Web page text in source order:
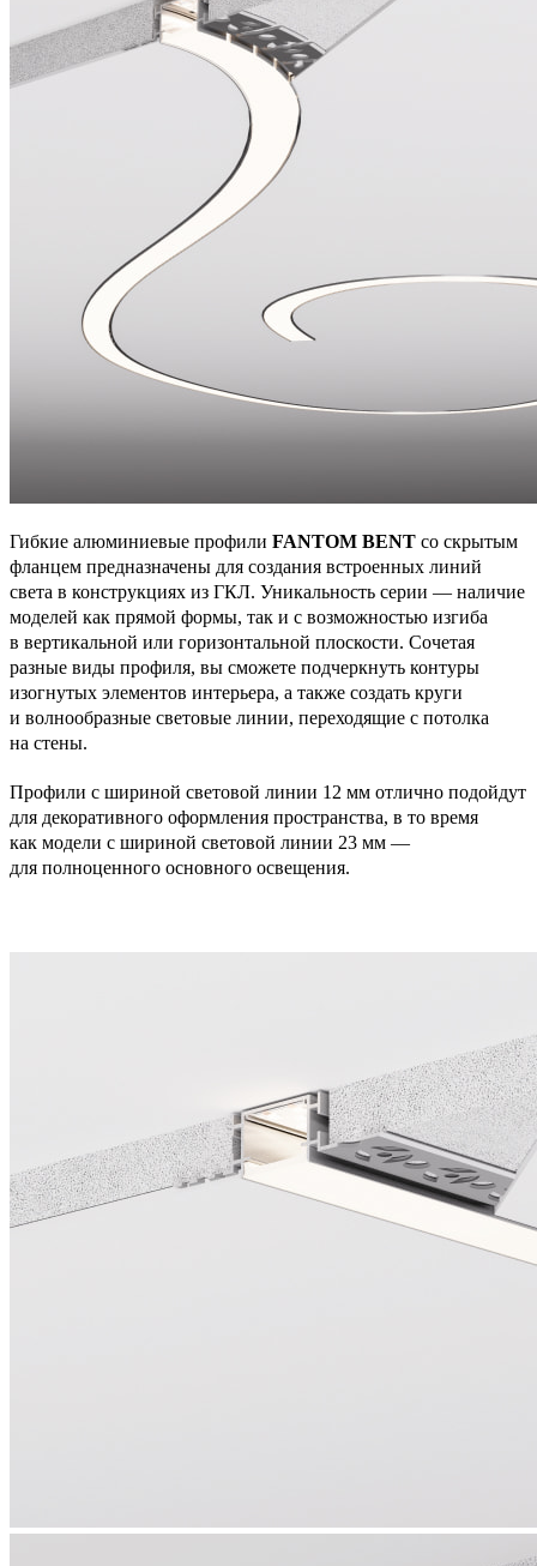
Гибкие алюминиевые профили FANTOM BENT со скрытым
фланцем предназначены для создания встроенных линий
света в конструкциях из ГКЛ. Уникальность серии — наличие
моделей как прямой формы, так и с возможностью изгиба
в вертикальной или горизонтальной плоскости. Сочетая
разные виды профиля, вы сможете подчеркнуть контуры
изогнутых элементов интерьера, а также создать круги
и волнообразные световые линии, переходящие с потолка
на стены.
Профили с шириной световой линии 12 мм отлично подойдут
для декоративного оформления пространства, в то время
как модели с шириной световой линии 23 мм —
для полноценного основного освещения.